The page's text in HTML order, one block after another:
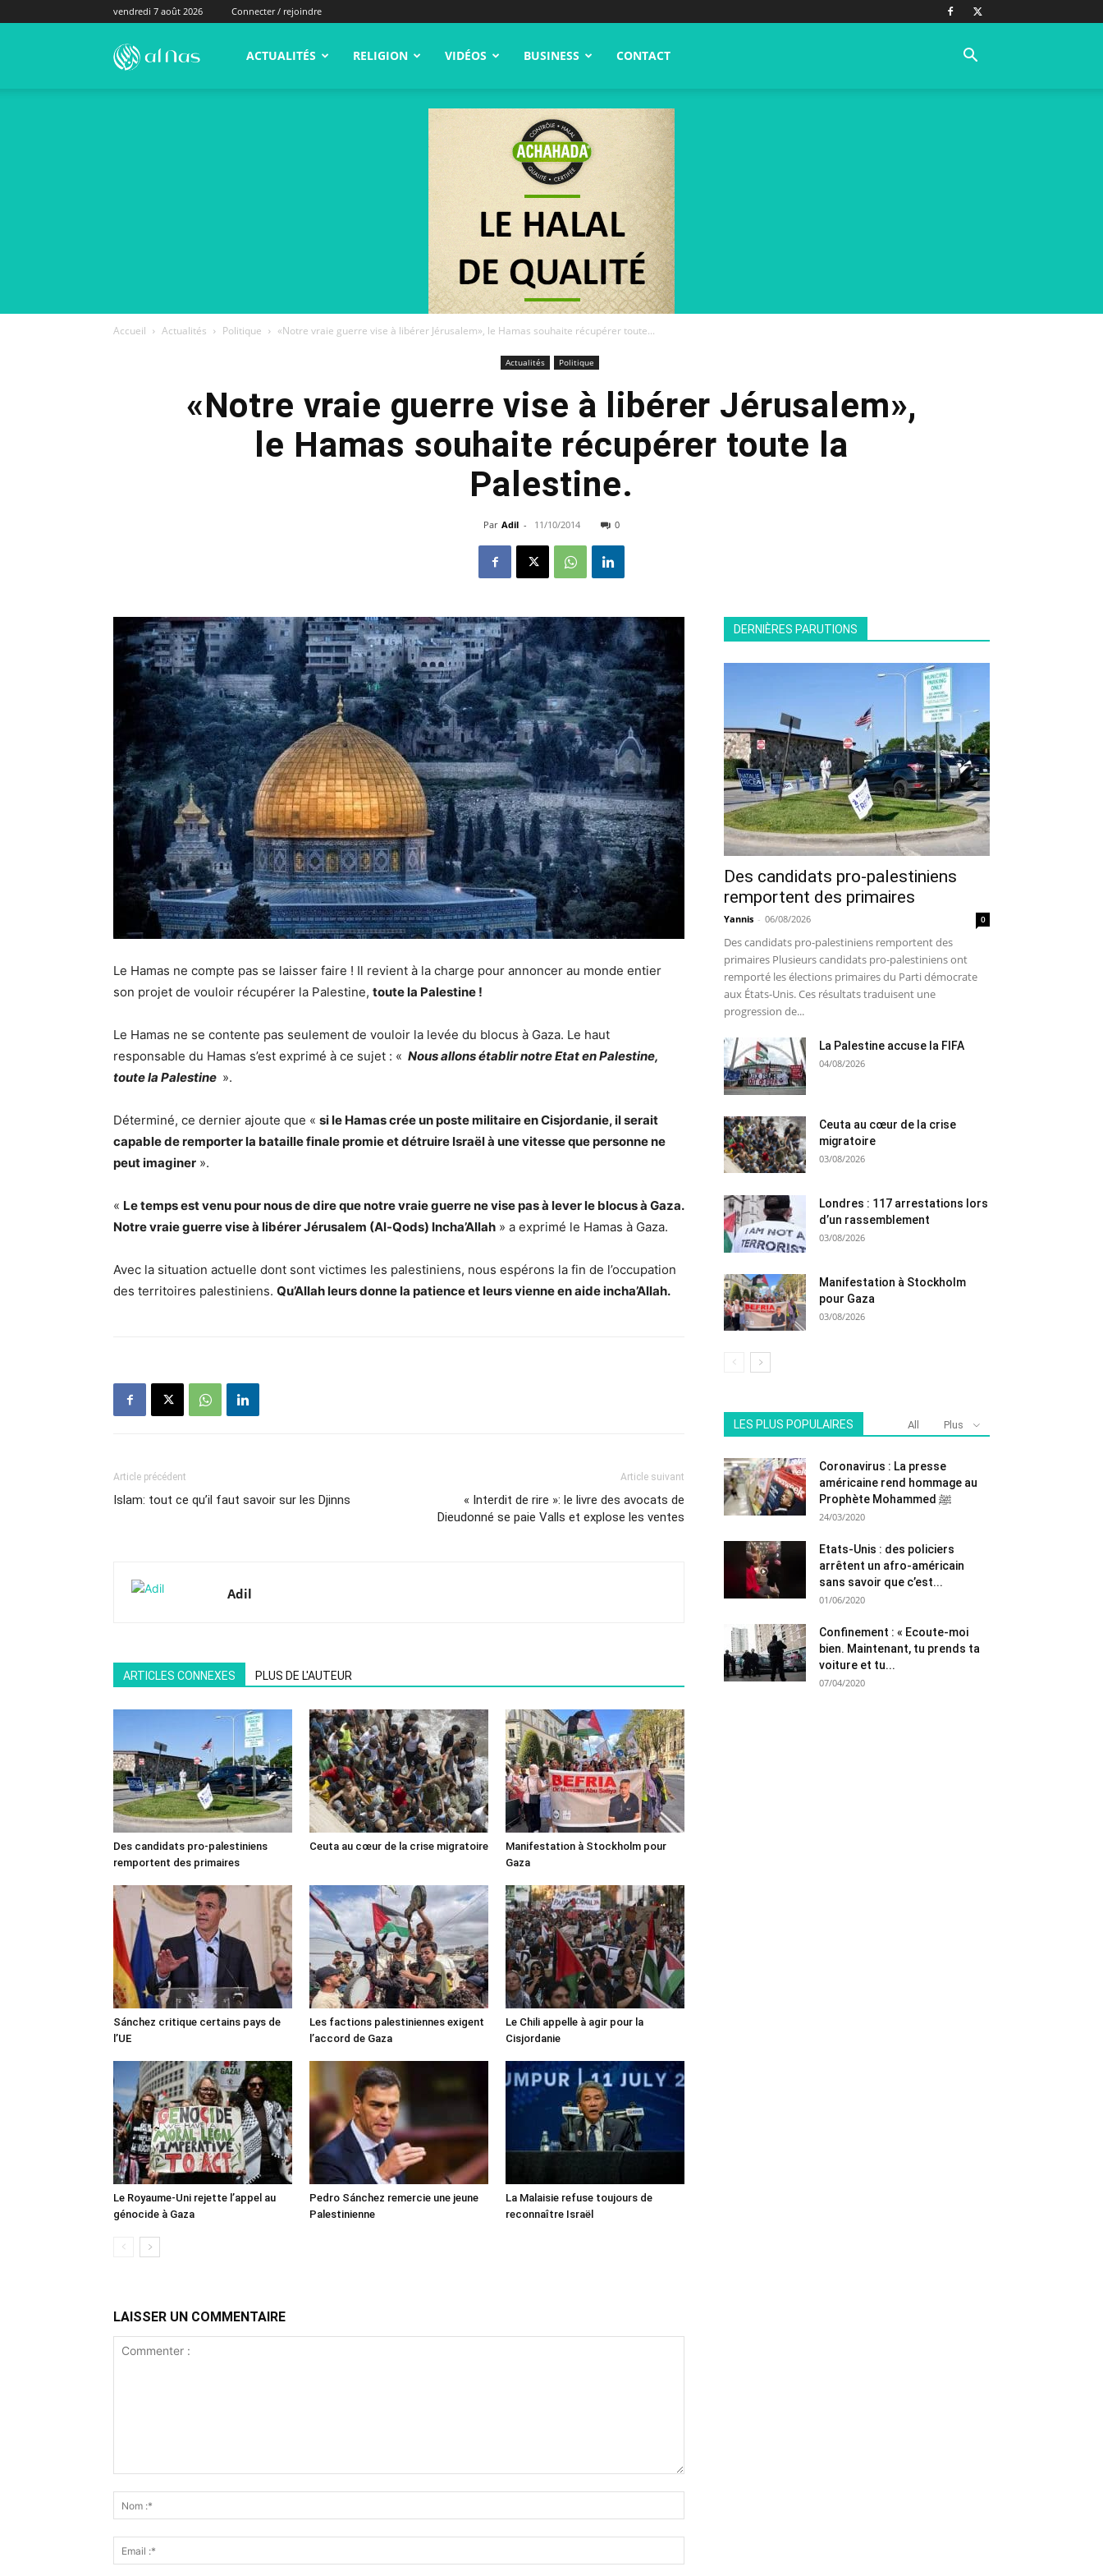
vendredi 7 août 2026 Connecter / rejoindre
alNas.fr ACTUALITÉS RELIGION VIDÉOS BUSINESS CONTACT
Accueil Actualités Politique «Notre vraie guerre vise à libérer Jérusalem», le Hamas souhaite récupérer toute...
Actualités Politique
«Notre vraie guerre vise à libérer Jérusalem»,
le Hamas souhaite récupérer toute la
Palestine.
Par Adil - 11/10/2014 0
Le Hamas ne compte pas se laisser faire ! Il revient à la charge pour annoncer au monde entier
son projet de vouloir récupérer la Palestine, toute la Palestine !
Le Hamas ne se contente pas seulement de vouloir la levée du blocus à Gaza. Le haut
responsable du Hamas s’est exprimé à ce sujet : « Nous allons établir notre Etat en Palestine,
toute la Palestine ».
Déterminé, ce dernier ajoute que « si le Hamas crée un poste militaire en Cisjordanie, il serait
capable de remporter la bataille finale promie et détruire Israël à une vitesse que personne ne
peut imaginer ».
« Le temps est venu pour nous de dire que notre vraie guerre ne vise pas à lever le blocus à Gaza.
Notre vraie guerre vise à libérer Jérusalem (Al-Qods) Incha’Allah » a exprimé le Hamas à Gaza.
Avec la situation actuelle dont sont victimes les palestiniens, nous espérons la fin de l’occupation
des territoires palestiniens. Qu’Allah leurs donne la patience et leurs vienne en aide incha’Allah.
Article précédent
Islam: tout ce qu’il faut savoir sur les Djinns
Article suivant
« Interdit de rire »: le livre des avocats de
Dieudonné se paie Valls et explose les ventes
Adil
ARTICLES CONNEXES PLUS DE L'AUTEUR
Des candidats pro-palestiniens
remportent des primaires
Ceuta au cœur de la crise migratoire
Manifestation à Stockholm pour
Gaza
Sánchez critique certains pays de
l’UE
Les factions palestiniennes exigent
l’accord de Gaza
Le Chili appelle à agir pour la
Cisjordanie
Le Royaume-Uni rejette l’appel au
génocide à Gaza
Pedro Sánchez remercie une jeune
Palestinienne
La Malaisie refuse toujours de
reconnaître Israël
LAISSER UN COMMENTAIRE
DERNIÈRES PARUTIONS
Des candidats pro-palestiniens
remportent des primaires
Yannis - 06/08/2026 0
Des candidats pro-palestiniens remportent des
primaires Plusieurs candidats pro-palestiniens ont
remporté les élections primaires du Parti démocrate
aux États-Unis. Ces résultats traduisent une
progression de...
La Palestine accuse la FIFA
04/08/2026
Ceuta au cœur de la crise
migratoire
03/08/2026
Londres : 117 arrestations lors
d’un rassemblement
03/08/2026
Manifestation à Stockholm
pour Gaza
03/08/2026
LES PLUS POPULAIRES All Plus
Coronavirus : La presse
américaine rend hommage au
Prophète Mohammed ﷺ
24/03/2020
Etats-Unis : des policiers
arrêtent un afro-américain
sans savoir que c’est...
01/06/2020
Confinement : « Ecoute-moi
bien. Maintenant, tu prends ta
voiture et tu...
07/04/2020